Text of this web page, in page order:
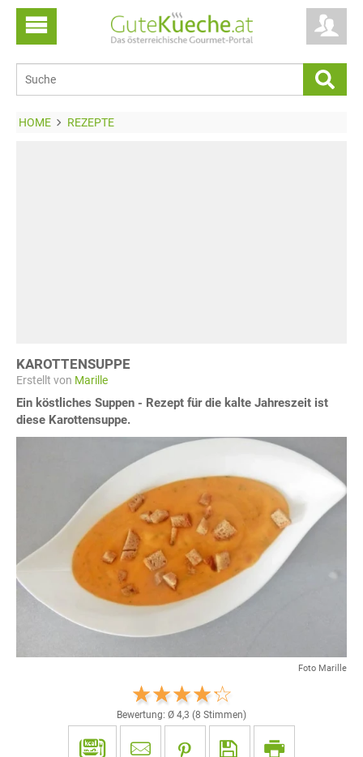
HOME REZEPTE
KAROTTENSUPPE
Erstellt von Marille
Ein köstliches Suppen - Rezept für die kalte Jahreszeit ist
diese Karottensuppe.
Foto Marille
Bewertung: Ø 4,3 (8 Stimmen)